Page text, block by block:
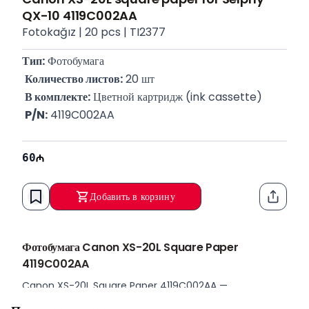
QX-10 4119C002AA
Fotokağız | 20 pcs | TI2377
Тип: Фотобумага
Количество листов: 20 шт
В комплекте: Цветной картридж (ink cassette)
P/N: 4119C002AA
60
Добавить в корзину
Фотобумага Canon XS-20L Square Paper
4119C002AA
Canon XS-20L Square Paper 4119C002AA —